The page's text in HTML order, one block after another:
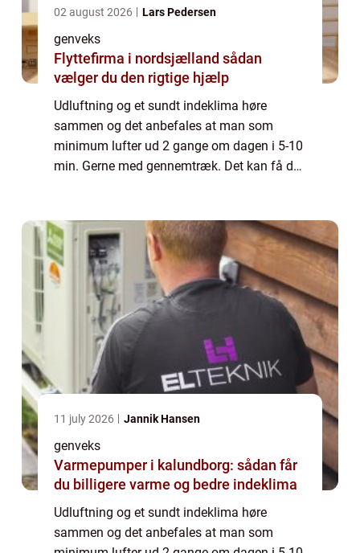
02 august 2026 Lars Pedersen
genveks
Flyttefirma i nordsjælland sådan
vælger du den rigtige hjælp
Udluftning og et sundt indeklima høre
sammen og det anbefales at man som
minimum lufter ud 2 gange om dagen i 5-10
min. Gerne med gennemtræk. Det kan få de
11 july 2026 Jannik Hansen
genveks
Varmepumper i kalundborg: sådan får
du billigere varme og bedre indeklima
Udluftning og et sundt indeklima høre
sammen og det anbefales at man som